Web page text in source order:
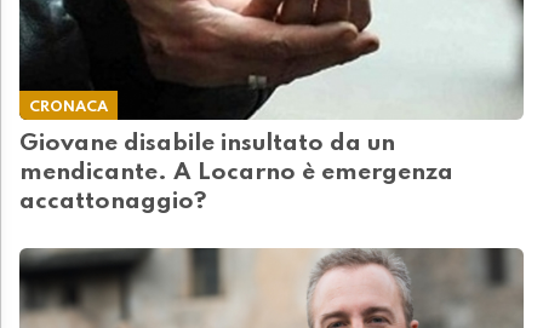
CRONACA
Giovane disabile insultato da un
mendicante. A Locarno è emergenza
accattonaggio?